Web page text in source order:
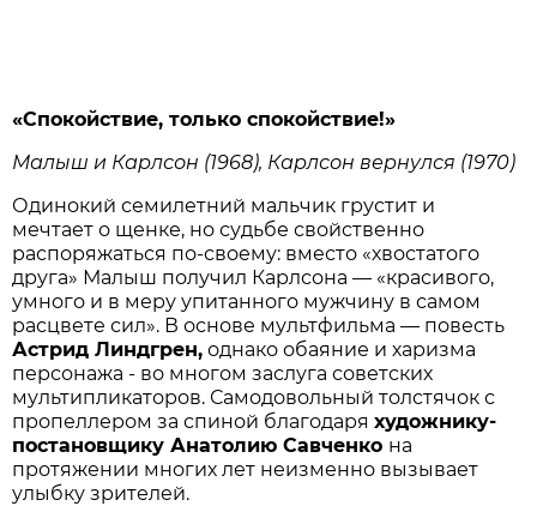
«Спокойствие, только спокойствие!»
Малыш и Карлсон (1968), Карлсон вернулся (1970)
Одинокий семилетний мальчик грустит и
мечтает о щенке, но судьбе свойственно
распоряжаться по-своему: вместо «хвостатого
друга» Малыш получил Карлсона — «красивого,
умного и в меру упитанного мужчину в самом
расцвете сил». В основе мультфильма — повесть
Астрид Линдгрен, однако обаяние и харизма
персонажа - во многом заслуга советских
мультипликаторов. Самодовольный толстячок с
пропеллером за спиной благодаряхудожнику-
постановщику Анатолию Савченко на
протяжении многих лет неизменно вызывает
улыбку зрителей.